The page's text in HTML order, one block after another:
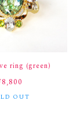
ring (green)
OUT